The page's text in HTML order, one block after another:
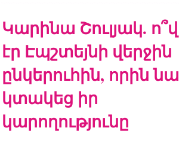
Կարինա Շուլյակ. ո՞վ
էր Էպշտեյնի վերջին
ընկերուհին, որին նա
կտակեց իր
կարողությունը